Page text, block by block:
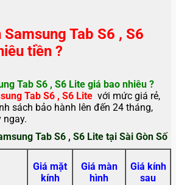
Tab S6 , S6
tiền ?
Tab S6 , S6 Lite giá bao nhiêu ?
Tab S6 , S6 Lite với mức giá rẻ,
sách bảo hành lên đến 24 tháng,
ngay.
Tab S6 , S6 Lite tại Sài Gòn Số
Giá mặt
kính
Giá màn
hình
Giá kính
sau